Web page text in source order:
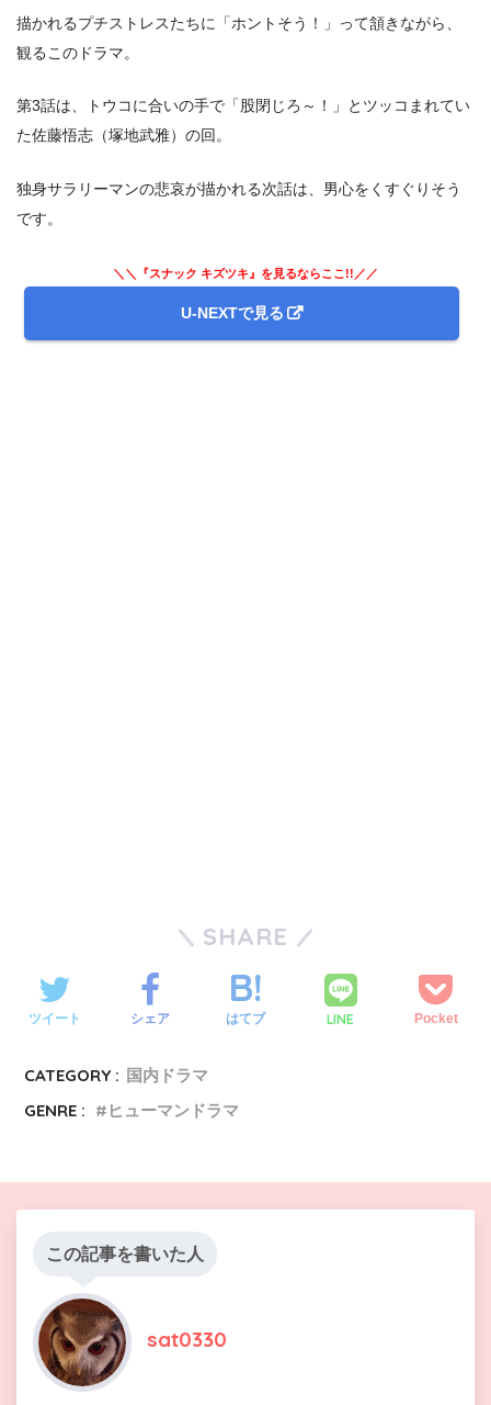
描かれるプチストレスたちに「ホントそう！」って頷きながら、
観るこのドラマ。
第3話は、トウコに合いの手で「股閉じろ～！」とツッコまれてい
た佐藤悟志（塚地武雅）の回。
独身サラリーマンの悲哀が描かれる次話は、男心をくすぐりそう
です。
＼＼『スナック キズツキ』を見るならここ!!／／
U-NEXTで見る
SHARE
ツイート シェア はてブ LINE Pocket
CATEGORY : 国内ドラマ
GENRE :
ヒューマンドラマ
この記事を書いた人
sat0330